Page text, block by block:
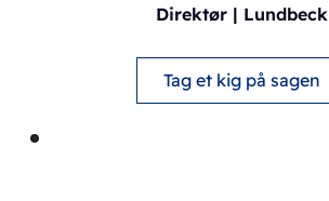
Direktør | Lundbeck
Tag et kig på sagen